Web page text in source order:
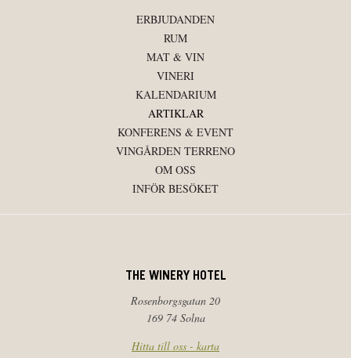
ERBJUDANDEN
RUM
MAT & VIN
VINERI
KALENDARIUM
ARTIKLAR
KONFERENS & EVENT
VINGÅRDEN TERRENO
OM OSS
INFÖR BESÖKET
THE WINERY HOTEL
Rosenborgsgatan 20
169 74 Solna
Hitta till oss - karta